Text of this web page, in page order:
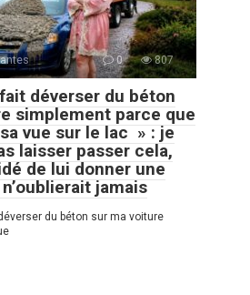
0 807
déverser du béton
simplement parce que
vue sur le lac » : je
laisser passer cela,
de lui donner une
jamais
du béton sur ma voiture